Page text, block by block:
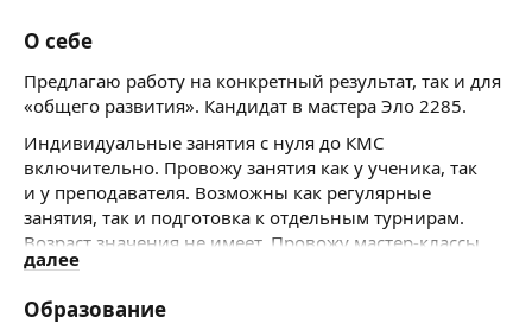
О себе
Предлагаю работу на конкретный результат, так и для
«общего развития». Кандидат в мастера Эло 2285.
Индивидуальные занятия с нуля до КМС
включительно. Провожу занятия как у ученика, так
и у преподавателя. Возможны как регулярные
занятия, так и подготовка к отдельным турнирам.
Возраст значения не имеет. Провожу мастер-классы
по дебютам и истории шахмат для взрослых и детей
деятельность.
далее
Образование